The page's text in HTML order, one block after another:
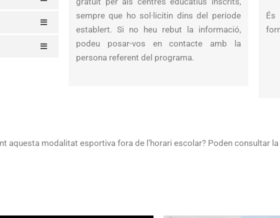
sempre que ho sol·licitin dins del període
establert. Si no heu rebut la informació,
podeu posar-vos en contacte amb la
persona referent del programa.
aquesta modalitat esportiva fora de l’horari escolar? Poden consultar